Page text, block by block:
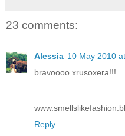
23 comments:
Alessia 10 May 2010
bravoooo xrusoxera!!!
Reply